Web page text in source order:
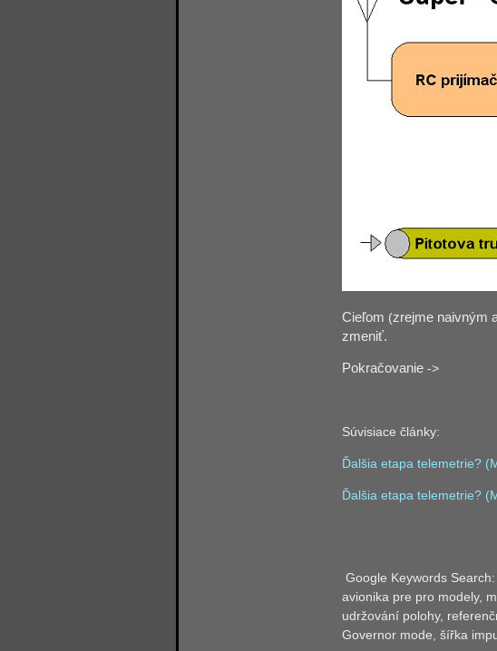
Cieľom (zrejme naivným
zmeniť.
Pokračovanie ->
Súvisiace články:
Ďalšia etapa telemetrie?
Ďalšia etapa telemetrie?
Google Keywords Search:
avionika pre pro modely,
udržování polohy,
Governor mode, šířka